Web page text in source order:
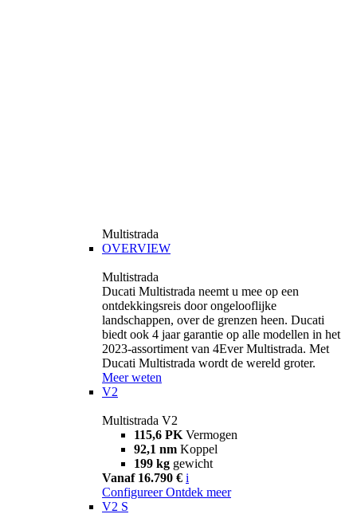
Multistrada
OVERVIEW
Multistrada
Ducati Multistrada neemt u mee op een
ontdekkingsreis door ongelooflijke
landschappen, over de grenzen heen. Ducati
biedt ook 4 jaar garantie op alle modellen in het
2023-assortiment van 4Ever Multistrada. Met
Ducati Multistrada wordt de wereld groter.
Meer weten
V2
Multistrada V2
115,6 PK Vermogen
92,1 nm Koppel
199 kg gewicht
Vanaf 16.790 € i
Configureer Ontdek meer
V2 S